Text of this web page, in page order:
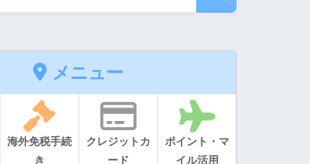
メニュー
海外免税手続
き
クレジットカ
ード
ポイント・マ
イル活用